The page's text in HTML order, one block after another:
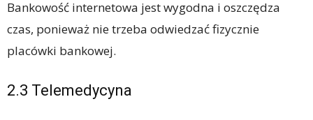
Bankowość internetowa jest wygodna i oszczędza
czas, ponieważ nie trzeba odwiedzać fizycznie
placówki bankowej.
2.3 Telemedycyna